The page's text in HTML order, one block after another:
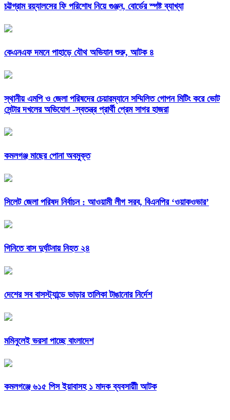
চট্টগ্রাম রয়্যালসের ফি পরিশোধ নিয়ে গুঞ্জন, বোর্ডের স্পষ্ট ব্যাখ্যা
কেএনএফ দমনে পাহাড়ে যৌথ অভিযান শুরু, আটক ৪
স্থানীয় এমপি ও জেলা পরিষদের চেয়ারম্যানে সম্মিলিত গোপন মিটিং করে ভোট
সেন্টার দখলের অভিযোগ -স্বতন্ত্র প্রার্থী প্রেম সাগর হাজরা
কমলগঞ্জ মাছের পোনা অবমুক্ত
সিলেট জেলা পরিষদ নির্বাচন : আওয়ামী লীগ সরব, বিএনপির ‘ওয়াকওভার’
গিনিতে বাস দুর্ঘটনায় নিহত ২৪
দেশের সব বাসস্ট্যান্ডে ভাড়ার তালিকা টাঙানোর নির্দেশ
মমিনুলেই ভরসা পাচ্ছে বাংলাদেশ
কমলগঞ্জে ৬১৫ পিস ইয়াবাসহ ১ মাদক ব্যবসায়ীী আটক